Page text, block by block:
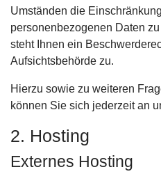
Umständen die
personenbezogenen Daten
steht Ihnen ein
Aufsichtsbehörde zu.
Hierzu sowie zu weiteren
können Sie sich jederzeit an
2. Hosting
Externes Hosting